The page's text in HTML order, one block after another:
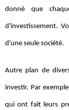
donné que
d'investissement.
d'une seule société.
Autre plan de
investir. Par
qui ont fait leurs